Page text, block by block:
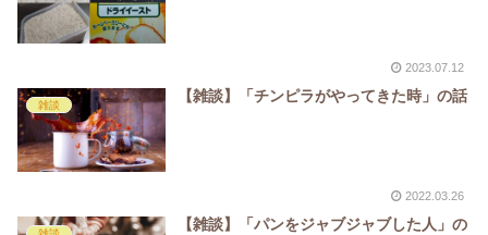
2023.07.12
雑談
【雑談】「チンピラがやってきた時」の話
2022.03.26
【雑談】「パンをジャブジャブした人」の